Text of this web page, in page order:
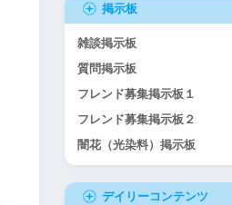
掲示板
雑談掲示板
質問掲示板
フレンド募集掲示板１
フレンド募集掲示板２
闇花（光染料）掲示板
デイリーコンテンツ